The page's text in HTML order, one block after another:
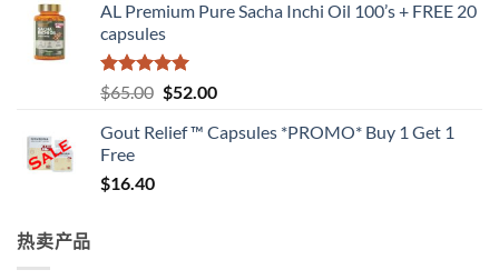
$84.10。
格
AL Premium Pure Sacha Inchi Oil 100’s + FREE 20
capsules
评分5 （满
分 5 分
$65.00 原
为：
$52.00当
价
Gout Relief ™ Capsules *PROMO* Buy 1 Get 1
Free
$16.40
热卖产品